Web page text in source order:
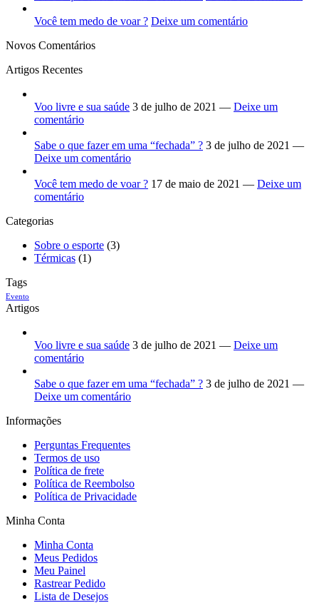
Você tem medo de voar ? Deixe um comentário
Novos Comentários
Artigos Recentes
Voo livre e sua saúde 3 de julho de 2021 — Deixe um
comentário
Sabe o que fazer em uma “fechada” ? 3 de julho de 2021 —
Deixe um comentário
Você tem medo de voar ? 17 de maio de 2021 — Deixe um
comentário
Categorias
Sobre o esporte (3)
Térmicas (1)
Tags
Evento
Artigos
Voo livre e sua saúde 3 de julho de 2021 — Deixe um
comentário
Sabe o que fazer em uma “fechada” ? 3 de julho de 2021 —
Deixe um comentário
Informações
Perguntas Frequentes
Termos de uso
Política de frete
Política de Reembolso
Política de Privacidade
Minha Conta
Minha Conta
Meus Pedidos
Meu Painel
Rastrear Pedido
Lista de Desejos